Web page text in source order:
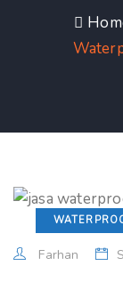
Farhan